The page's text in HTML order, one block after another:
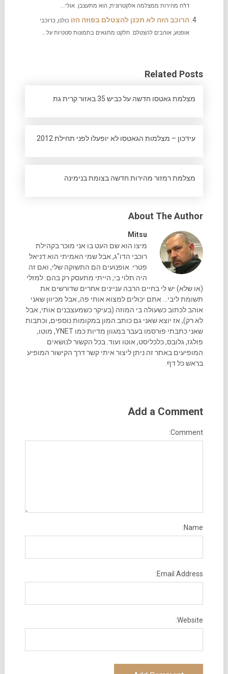
דו"ח מהירות ממצלמה אלקטרונית, הוא מתעצבן. אולי...
הרוכב הזה לא תכנן להצטלם בפוזה הזו כולנו, כרוכבי
אופנוע, אוהבים להצטלם. חלקנו מתגאים בתמונות סטטיות על...
Related Posts
מצלמת גאטסו חדשה על כביש 35 באזור קרית גת
עידכון – מצלמות הגאטסו לא יופעלו לפני תחילת 2012
מצלמת רמזור מהירות חדשה בצומת בנימינה
About The Author
Mitsu
מיצו הוא שם העט בו אני מוכר בקהילת
רוכבי הדו"ג, אבל שמי האמיתי הוא דניאל
פטרי. אופנועים הם התשוקה שלי, ואם זה
היה תלוי בי, הייתי מתעסק רק בהם. למזלי
(או שלא) יש לי בחיים הרבה עניינים אחרים שדורשים את
תשומת ליבי... אתם יכולים למצוא אותי פה, אבל מכיוון שאני
אוהב לכתוב כשעולה בי המוזה (בעיקר כשמעצבנים אותי, אבל
לא רק), אז יוצא שאני גם כותב המון במקומות נוספים, וכתבות
שאני כתבתי פורסמו בעבר במגוון מדיות כמו YNET, מוטו,
פולגז, גלובס, כלכליסט, אוטו ועוד. בכל הקשור לנושאים
המופיעים באתר זה ניתן ליצור איתי קשר דרך הקישור המופיע
בראש כל דף.
Add a Comment
Comment:
Name:
Email Address:
Website: